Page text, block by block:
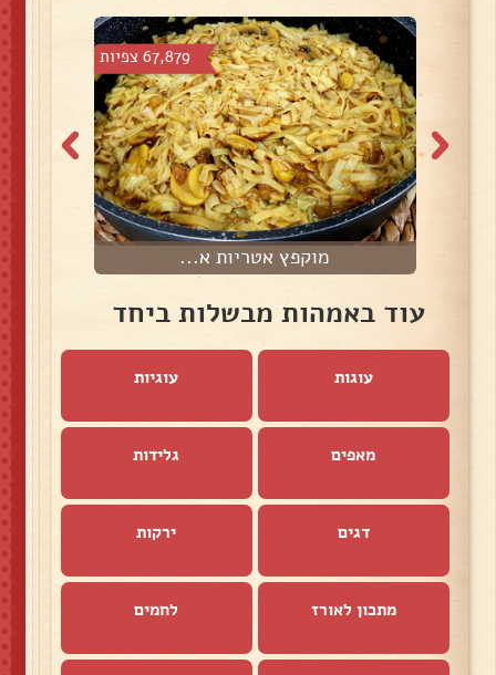
67,879 צפיות
מוקפץ אטריות א...
עוד באמהות מבשלות ביחד
עוגות עוגיות
מאפים גלידות
דגים ירקות
מתכון לאורז לחמים